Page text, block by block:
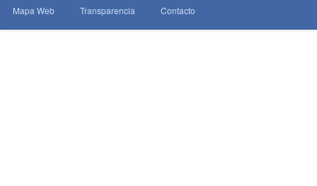
Mapa Web Transparencia Contacto